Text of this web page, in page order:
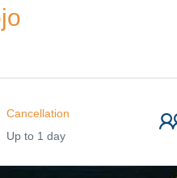
Cancellation
Up to 1 day